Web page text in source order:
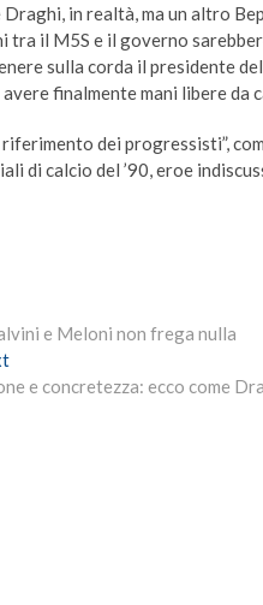
in realtà, ma un altro
il M5S e il governo
sulla corda il presidente
finalmente mani libere da
dei progressisti”,
di calcio del ’90, eroe
e Meloni non frega nulla
Next
post:e concretezza: ecco come